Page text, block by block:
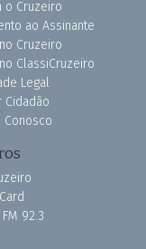
o Cruzeiro
ao Assinante
Cruzeiro
ClassiCruzeiro
Legal
Cidadão
Conosco
92.3